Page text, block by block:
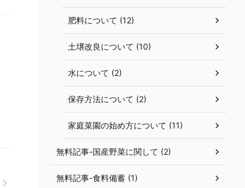
肥料について (12)
土壌改良について (10)
水について (2)
保存方法について (2)
家庭菜園の始め方について (11)
無料記事-国産野菜に関して (2)
無料記事-食料備蓄 (1)